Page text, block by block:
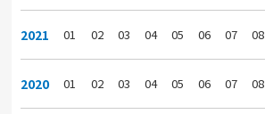
2021 01 02 03 04 05 06 07 08
2020 01 02 03 04 05 06 07 08